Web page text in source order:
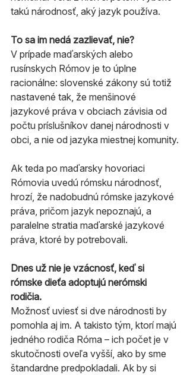
takú národnosť, aký jazyk používa.
To sa im nedá zazlievať, nie?
V prípade maďarských alebo
rusínskych Rómov je to úplne
racionálne: slovenské zákony sú totiž
nastavené tak, že menšinové
jazykové práva v obciach závisia od
počtu príslušníkov danej národnosti v
obci, a nie od jazyka miestnej komunity.
Ak teda po maďarsky hovoriaci
Rómovia uvedú rómsku národnosť,
hrozí, že nadobudnú rómske jazykové
práva, pričom jazyk nepoznajú, a
paralelne stratia maďarské jazykové
práva, ktoré by potrebovali.
Dnes už nie je vzácnosť, keď si
rómske dieťa adoptujú nerómski
rodičia.
Možnosť uviesť si dve národnosti by
pomohla aj im. A takisto tým, ktorí majú
jedného rodiča Róma – ich počet je v
skutočnosti oveľa vyšší, ako by sme
štandardne predpokladali. Ak by si